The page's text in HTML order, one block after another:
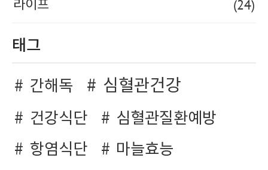
라이프 (24)
태그
간해독 심혈관건강
건강식단
심혈관질환예방
항염식단
마늘효능